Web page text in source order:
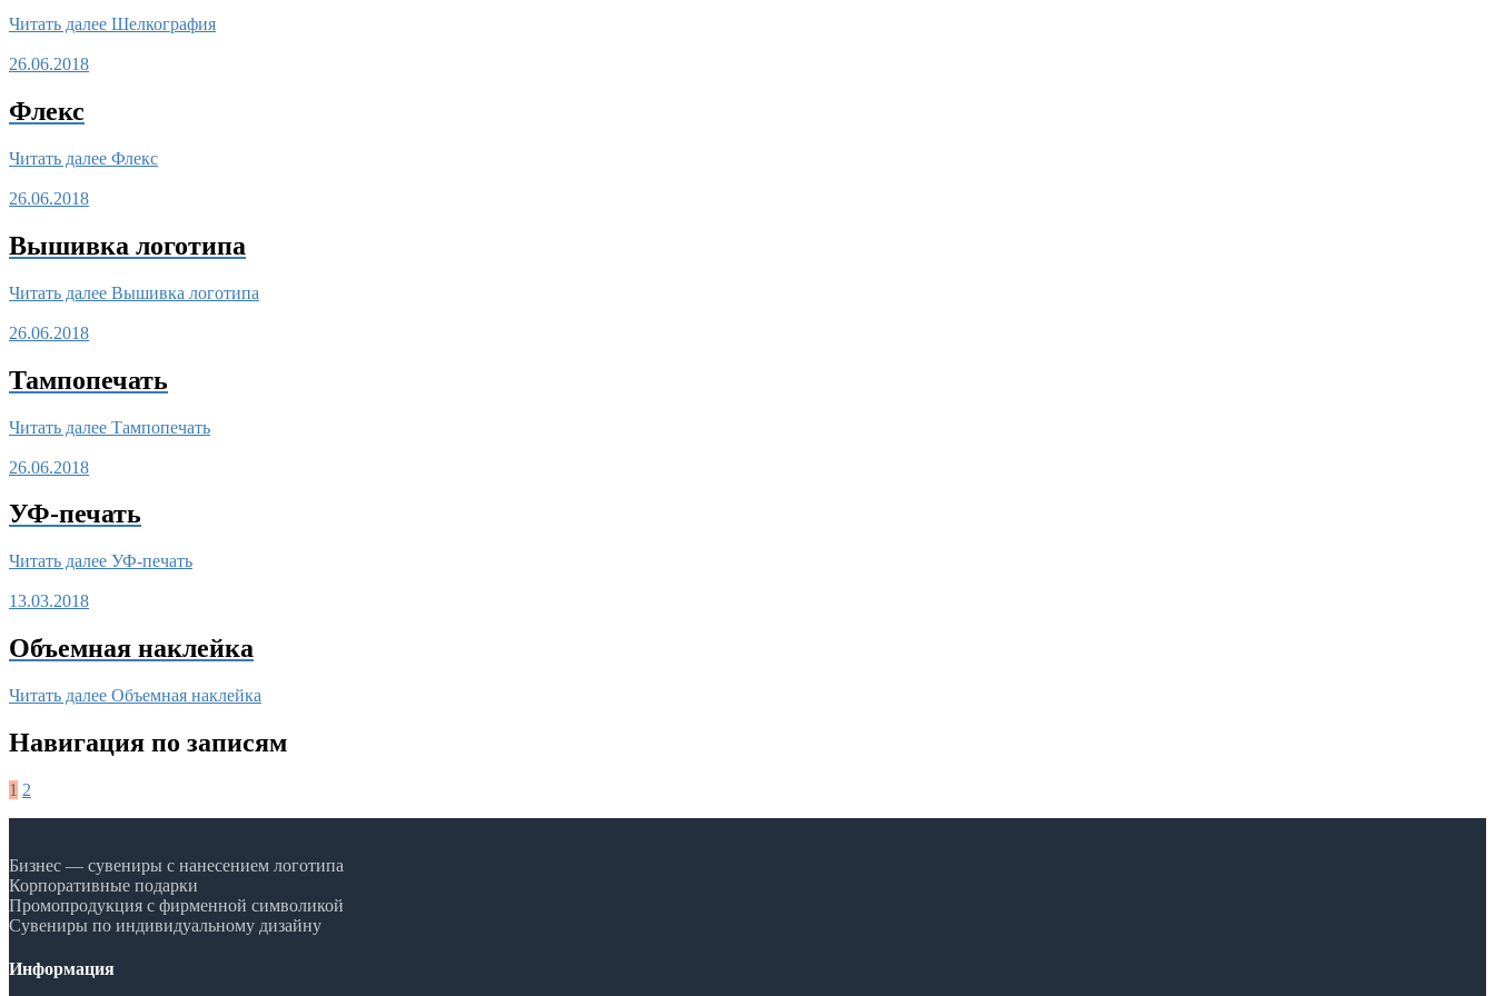
Читать далее Шелкография
26.06.2018
Флекс
Читать далее Флекс
26.06.2018
Вышивка логотипа
Читать далее Вышивка логотипа
26.06.2018
Тампопечать
Читать далее Тампопечать
26.06.2018
УФ-печать
Читать далее УФ-печать
13.03.2018
Объемная наклейка
Читать далее Объемная наклейка
Навигация по записям
1 2
Бизнес — сувениры с нанесением логотипа
Корпоративные подарки
Промопродукция с фирменной символикой
Сувениры по индивидуальному дизайну
Информация